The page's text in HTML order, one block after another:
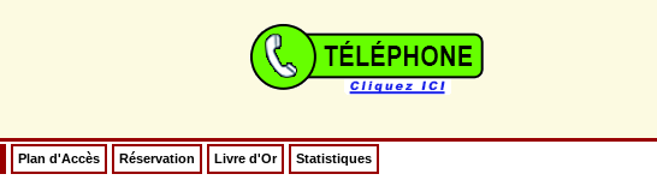
Plan d'Accès Réservation Livre d'Or Statistiques